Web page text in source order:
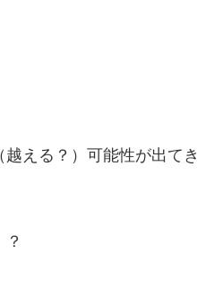
える？）可能性が出て